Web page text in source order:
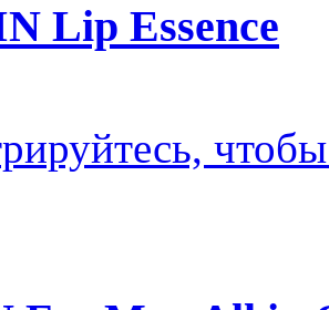
Lip Essence